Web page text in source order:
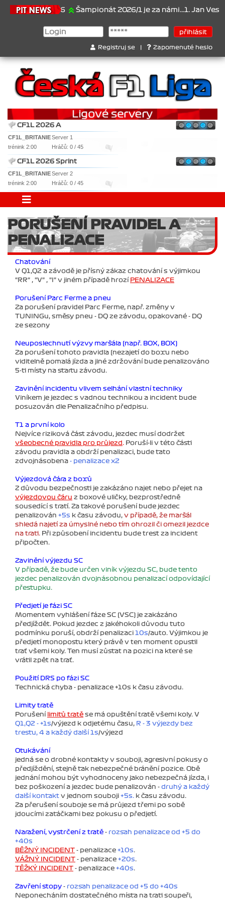
21.6.2026 Šampionát 2026/1 je za námi...1. Jan
Registruj se Zapomenuté heslo
CF1L 2026 A
CF1L_BRITANIEServer 1
trénink 2:00
Hráčů: 0 / 45
CF1L 2026 Sprint
CF1L_BRITANIEServer 2
trénink 2:00
Hráčů: 0 / 45
PORUŠENÍ PRAVIDEL A
PENALIZACE
Chatování
V Q1,Q2 a závodě je přísný zákaz chatování s výjimkou
"RR" , "V" , "I" v jiném případě hrozí PENALIZACE
Porušení Parc Ferme a pneu
Za porušení pravidel Parc Ferme, např. změny v
TUNINGu, směsy pneu - DQ ze závodu, opakované - DQ
ze sezony
Neuposlechnutí výzvy maršála (např. BOX, BOX)
Za porušení tohoto pravidla (nezajetí do boxu nebo
viditelně pomalá jízda a jiné zdržování bude penalizováno
5-ti místy na startu závodu.
Zavinění incidentu vlivem selhání vlastní techniky
Viníkem je jezdec s vadnou technikou a incident bude
posuzován dle Penalizačního předpisu.
T1 a první kolo
Nejvíce riziková část závodu, jezdec musí dodržet
všeobecné pravidla pro průjezd . Poruší-li v této části
závodu pravidla a obdrží penalizaci, bude tato
zdvojnásobena - penalizace x2
Výjezdová čára z boxů
Z důvodu bezpečnosti je zakázáno najet nebo přejet na
výjezdovou čáru z boxové uličky, bezprostředně
sousedící s tratí. Za takové porušení bude jezdec
penalizován +5s k času závodu, v případě, že maršál
shledá najetí za úmyslné nebo tím ohrozil či omezil jezdce
na trati. Při způsobení incidentu bude trest za incident
připočten.
Zavinění výjezdu SC
V případě, že bude určen viník výjezdu SC, bude tento
jezdec penalizován dvojnásobnou penalizací odpovídající
přestupku.
Předjetí je fázi SC
Momentem vyhlášení fáze SC (VSC) je zakázáno
předjíždět. Pokud jezdec z jakéhokoli důvodu tuto
podmínku poruší, obdrží penalizaci 10s/auto. Výjimkou je
předjetí monopostu který právě v ten moment opustil
trať všemi koly. Ten musí zůstat na pozici na které se
vrátil zpět na trať.
Použití DRS po fázi SC
Technická chyba - penalizace +10s k času závodu.
Limity tratě
Porušení limitů tratě se má opuštění tratě všemi koly. V
Q1,Q2 - +1s/výjezd k odjetému času, R - 3 výjezdy bez
trestu, 4 a každý další 1s/výjezd
Oťukávání
jedná se o drobné kontakty v souboji, agresivní pokusy o
předjíždění, stejně tak nebezpečné bránění pozice. Obě
jednání mohou být vyhodnoceny jako nebezpečná jízda, i
bez poškození a jezdec bude penalizován - druhý a každý
další kontakt v jednom souboji +5s. k času závodu.
Za přerušení souboje se má průjezd třemi po sobě
jdoucími zatáčkami bez pokusu o předjetí.
Naražení, vystrčení z tratě - rozsah penalizace od +5 do
+40s
BĚŽNÝ INCIDENT - penalizace +10s.
VÁŽNÝ INCIDENT - penalizace +20s.
TĚŽKÝ INCIDENT - penalizace +40s.
Zavření stopy - rozsah penalizace od +5 do +40s
Neponecháním dostatečného místa na trati soupeři,